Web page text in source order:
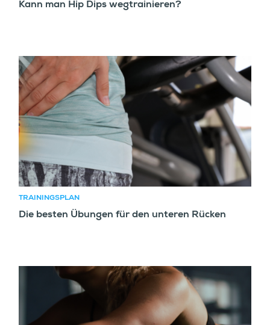
Kann man Hip Dips wegtrainieren?
TRAININGSPLAN
Die besten Übungen für den unteren Rücken